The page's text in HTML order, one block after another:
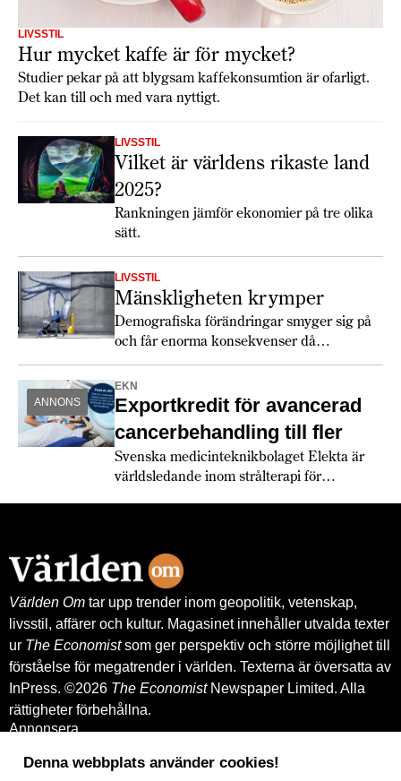
LIVSSTIL
Hur mycket kaffe är för mycket?
Studier pekar på att blygsam kaffekonsumtion är ofarligt.
Det kan till och med vara nyttigt.
LIVSSTIL
Vilket är världens rikaste land
2025?
Rankningen jämför ekonomier på tre olika
sätt.
LIVSSTIL
Mänskligheten krymper
Demografiska förändringar smyger sig på
och får enorma konsekvenser då
hela världen.
ANNONS
EKN
Exportkredit för avancerad
cancerbehandling till fler
Svenska medicinteknikbolaget Elekta är
världsledande inom strålterapi för
Exportkreditnämnden, EKN.
Världen Om tar upp trender inom geopolitik, vetenskap,
livsstil, affärer och kultur. Magasinet innehåller utvalda texter
ur The Economistsom ger perspektiv och större möjlighet till
förståelse för megatrender i världen. Texterna är översatta av
InPress. ©2026 The EconomistNewspaper Limited. Alla
rättigheter förbehållna.
Annonsera
Kontakt
Denna webbplats använder cookies!